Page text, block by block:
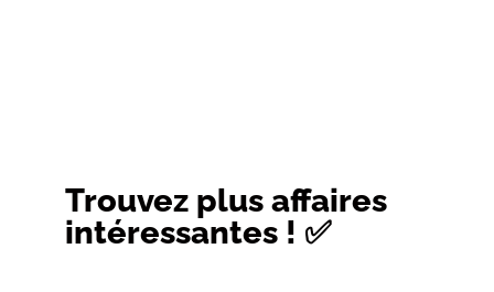
Trouvez plus affaires
intéressantes ! ✅